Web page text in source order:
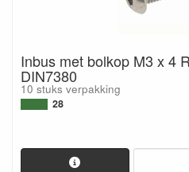
Inbus met bolkop M3 x 4
DIN7380
10 stuks verpakking
28